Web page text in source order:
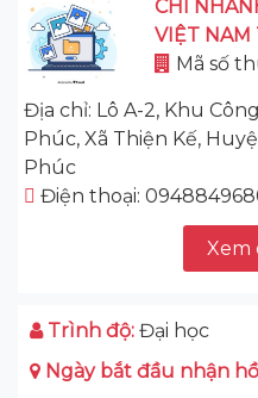
CHI
VIỆT NAM
Mã số
Địa chỉ: Lô A-2, Khu
Phúc, Xã Thiện Kế,
Phúc
Điện thoại:
Xem
Trình độ: Đại học
Ngày bắt đầu nhận